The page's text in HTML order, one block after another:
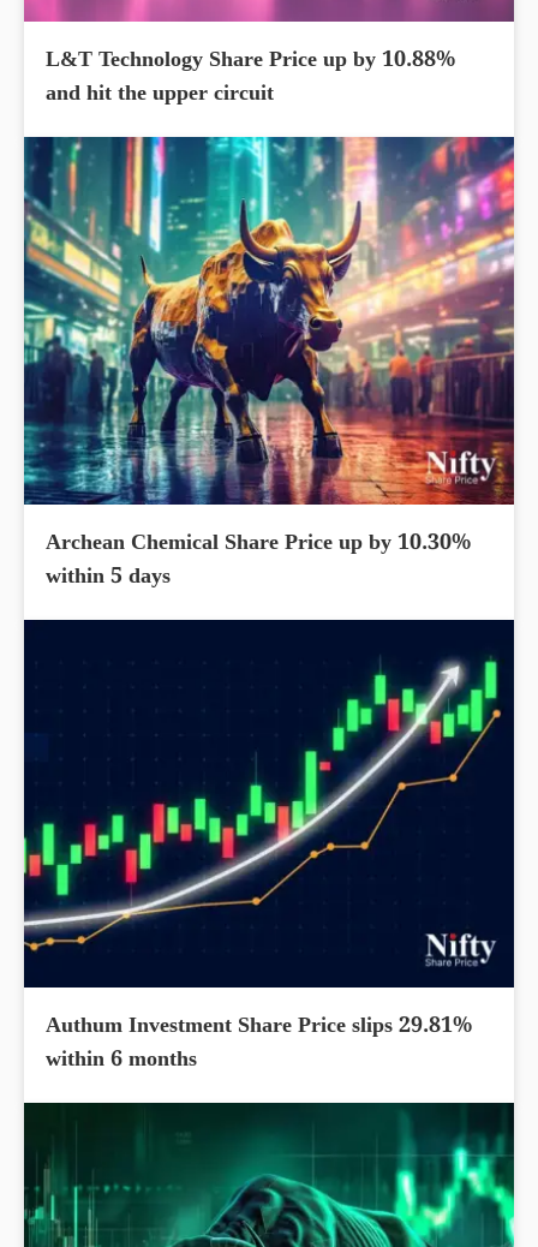
L&T Technology Share Price up by 10.88%
and hit the upper circuit
Archean Chemical Share Price up by 10.30%
within 5 days
Authum Investment Share Price slips 29.81%
within 6 months